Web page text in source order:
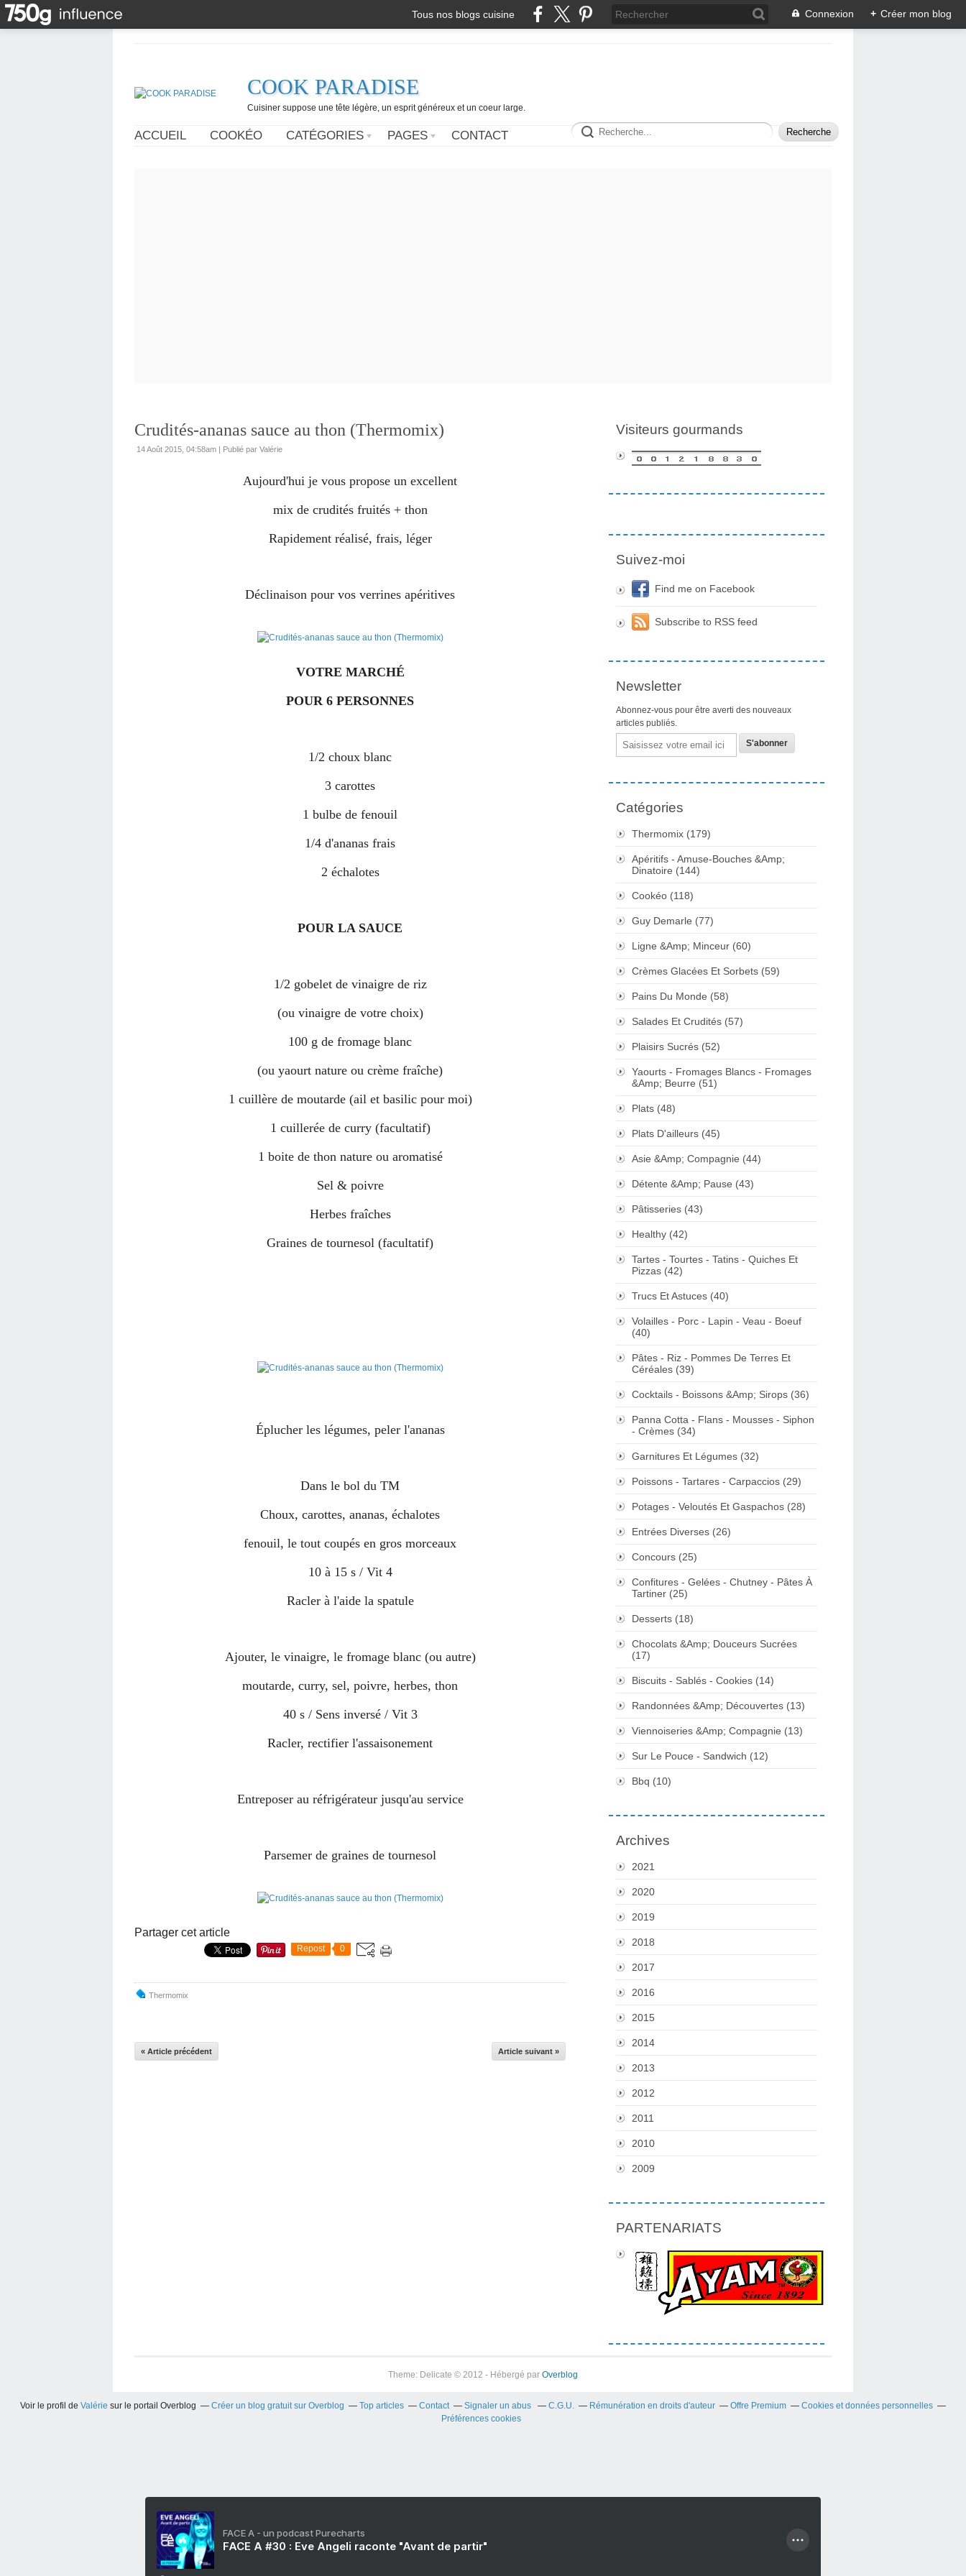
Tous nos blogs cuisine Connexion + Créer mon blog
COOK PARADISE
Cuisiner suppose une tête légère, un esprit généreux et un coeur large.
ACCUEIL COOKÉO CATÉGORIES PAGES CONTACT
Crudités-ananas sauce au thon (Thermomix)
14 Août 2015, 04:58am | Publié par Valérie
Aujourd'hui je vous propose un excellent
mix de crudités fruités + thon
Rapidement réalisé, frais, léger
Déclinaison pour vos verrines apéritives
VOTRE MARCHÉ
POUR 6 PERSONNES
1/2 choux blanc
3 carottes
1 bulbe de fenouil
1/4 d'ananas frais
2 échalotes
POUR LA SAUCE
1/2 gobelet de vinaigre de riz
(ou vinaigre de votre choix)
100 g de fromage blanc
(ou yaourt nature ou crème fraîche)
1 cuillère de moutarde (ail et basilic pour moi)
1 cuillerée de curry (facultatif)
1 boite de thon nature ou aromatisé
Sel & poivre
Herbes fraîches
Graines de tournesol (facultatif)
Éplucher les légumes, peler l'ananas
Dans le bol du TM
Choux, carottes, ananas, échalotes
fenouil, le tout coupés en gros morceaux
10 à 15 s / Vit 4
Racler à l'aide la spatule
Ajouter, le vinaigre, le fromage blanc (ou autre)
moutarde, curry, sel, poivre, herbes, thon
40 s / Sens inversé / Vit 3
Racler, rectifier l'assaisonement
Entreposer au réfrigérateur jusqu'au service
Parsemer de graines de tournesol
Partager cet article
Repost 0
Thermomix
« Article précédent Article suivant »
Visiteurs gourmands
Suivez-moi
Find me on Facebook
Subscribe to RSS feed
Newsletter
Abonnez-vous pour être averti des nouveaux
articles publiés.
Email
Catégories
Thermomix (179)
Apéritifs - Amuse-Bouches &Amp;
Dinatoire (144)
Cookéo (118)
Guy Demarle (77)
Ligne &Amp; Minceur (60)
Crèmes Glacées Et Sorbets (59)
Pains Du Monde (58)
Salades Et Crudités (57)
Plaisirs Sucrés (52)
Yaourts - Fromages Blancs - Fromages
&Amp; Beurre (51)
Plats (48)
Plats D'ailleurs (45)
Asie &Amp; Compagnie (44)
Détente &Amp; Pause (43)
Pâtisseries (43)
Healthy (42)
Tartes - Tourtes - Tatins - Quiches Et
Pizzas (42)
Trucs Et Astuces (40)
Volailles - Porc - Lapin - Veau - Boeuf
(40)
Pâtes - Riz - Pommes De Terres Et
Céréales (39)
Cocktails - Boissons &Amp; Sirops (36)
Panna Cotta - Flans - Mousses - Siphon
- Crèmes (34)
Garnitures Et Légumes (32)
Poissons - Tartares - Carpaccios (29)
Potages - Veloutés Et Gaspachos (28)
Entrées Diverses (26)
Concours (25)
Confitures - Gelées - Chutney - Pâtes À
Tartiner (25)
Desserts (18)
Chocolats &Amp; Douceurs Sucrées
(17)
Biscuits - Sablés - Cookies (14)
Randonnées &Amp; Découvertes (13)
Viennoiseries &Amp; Compagnie (13)
Sur Le Pouce - Sandwich (12)
Bbq (10)
Archives
2021
2020
2019
2018
2017
2016
2015
2014
2013
2012
2011
2010
2009
PARTENARIATS
Theme: Delicate © 2012 - Hébergé par Overblog
Voir le profil de Valérie sur le portail Overblog Créer un blog gratuit sur Overblog Top articles Contact Signaler un abus C.G.U. Rémunération en droits d'auteur Offre Premium
Cookies et données personnelles
Préférences cookies
FACE A - un podcast Purecharts
FACE A #30 : Eve Angeli raconte "Avant de partir"